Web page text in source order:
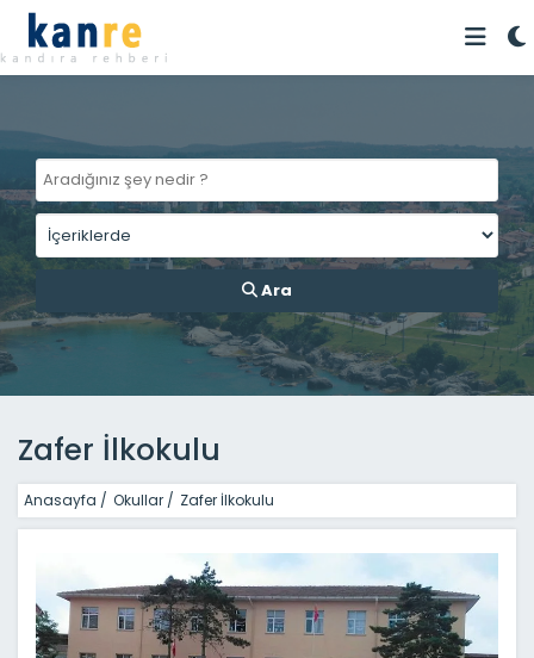
Ara
Zafer İlkokulu
Anasayfa / Okullar / Zafer İlkokulu